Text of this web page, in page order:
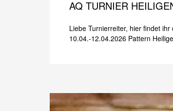
AQ TURNIER
Liebe Turnierreiter, hier findet
10.04.-12.04.2026 Pattern